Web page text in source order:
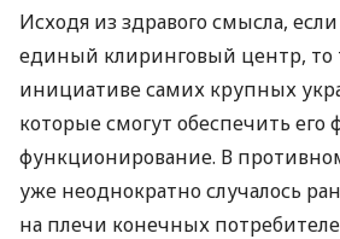
Исходя из здравого смысла,
единый клиринговый центр, то
инициативе самих крупных
которые смогут обеспечить
функционирование. В
уже неоднократно случалось
на плечи конечных